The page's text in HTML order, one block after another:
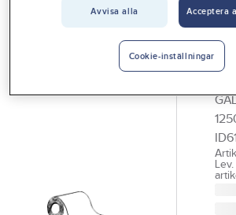
/
Lev.
Avvisa alla Acceptera
Cookie-inställningar